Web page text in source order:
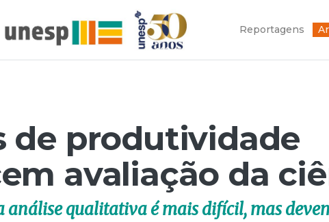
Reportagens
de produtividade
avaliação da
análise qualitativa é mais difícil, mas